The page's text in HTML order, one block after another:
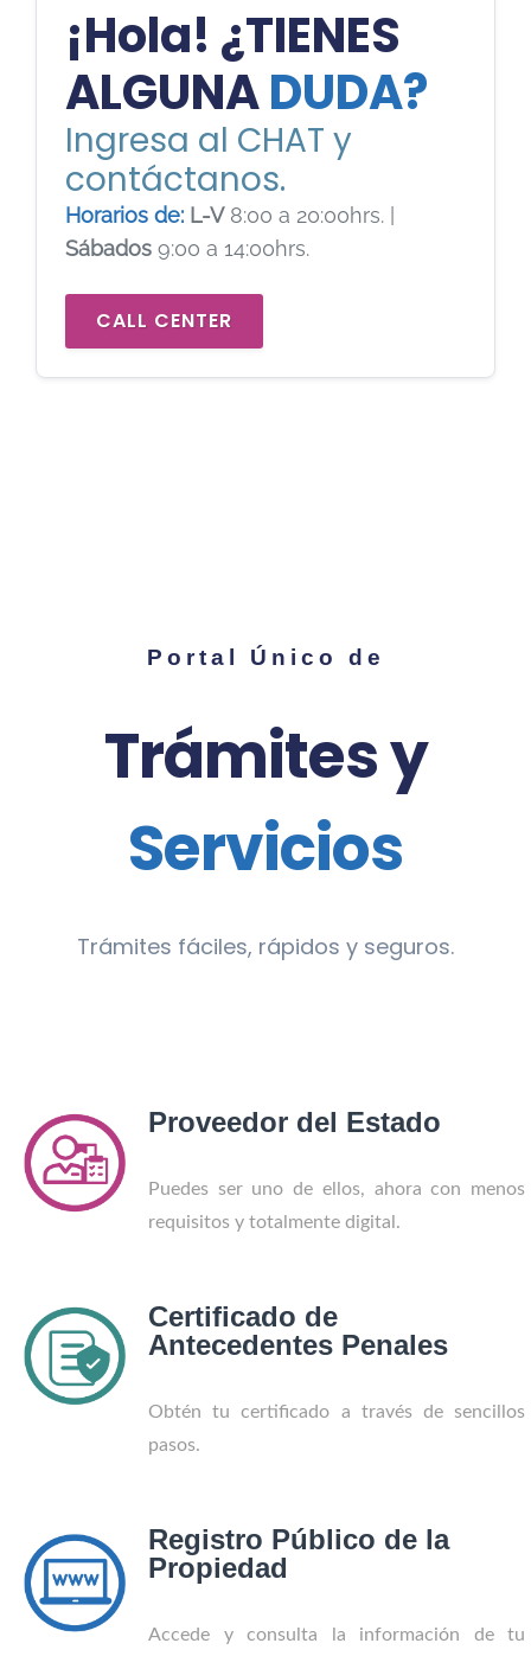
¡Hola! ¿TIENES
ALGUNADUDA?
Ingresa al CHAT y
contáctanos.
Horarios de: L-V8:00 a 20:00hrs. |
Sábados 9:00 a 14:00hrs.
CALL CENTER
Portal Único de
Trámites y
Servicios
Trámites fáciles, rápidos y seguros.
Proveedor del Estado
Puedes ser uno de ellos, ahora con menos
requisitos y totalmente digital.
Certificado de
Antecedentes Penales
Obtén tu certificado a través de sencillos
pasos.
Registro Público de la
Propiedad
Accede y consulta la información de tu